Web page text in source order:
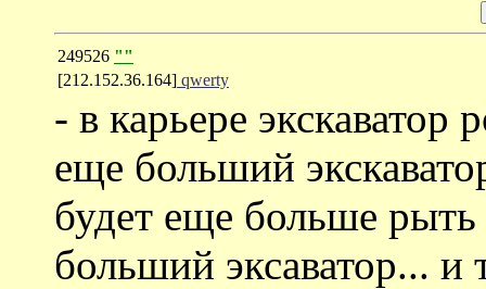
249526 ""
[212.152.36.164] qwerty
- в карьере экскаватор
еще больший
будет еще больше
больший эксаватор... и